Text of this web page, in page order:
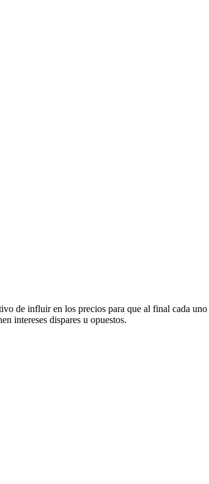
de influir en los precios para que al final cada uno
intereses dispares u opuestos.